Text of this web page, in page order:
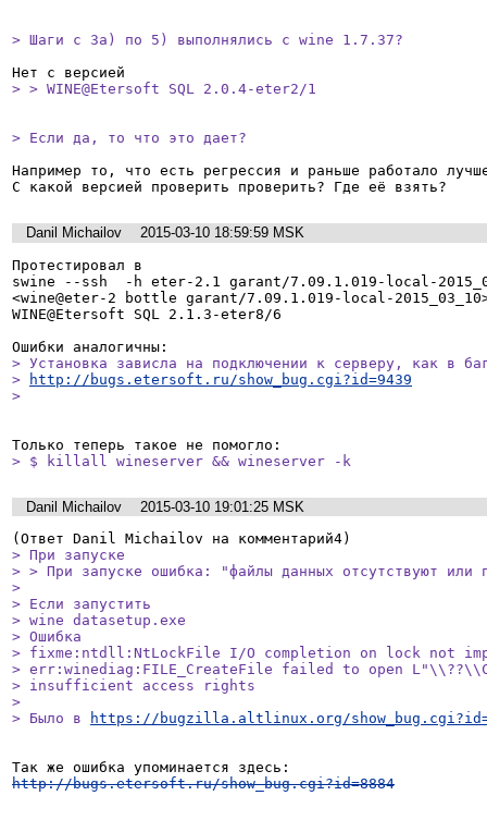
> Шаги с 3а) по 5) выполнялись с wine 1.7.37?
> > WINE@Etersoft SQL 2.0.4-eter2/1
> Если да, то что это дает?
Например то, что есть регрессия и раньше работало
С какой версией проверить проверить? Где её взять?
Danil Michailov
2015-03-10 18:59:59 MSK
Протестировал в
swine --ssh  -h eter-2.1 garant/7.09.1.019-local-
<wine@eter-2 bottle garant/7.09.1.019-local-
WINE@Etersoft SQL 2.1.3-eter8/6
> Установка зависла на подключении к серверу, как в
>
http://bugs.etersoft.ru/show_bug.cgi?id=9439
>
> $ killall wineserver && wineserver -k
Danil Michailov
2015-03-10 19:01:25 MSK
> При запуске
> > При запуске ошибка: "файлы данных отсутствуют или
>
> Если запустить
> wine datasetup.exe
> Ошибка
> fixme:ntdll:NtLockFile I/O completion on lock not
> err:winediag:FILE_CreateFile failed to open
> insufficient access rights
>
> Было в
https://bugzilla.altlinux.org/
http://bugs.etersoft.ru/show_bug.cgi?id=8884